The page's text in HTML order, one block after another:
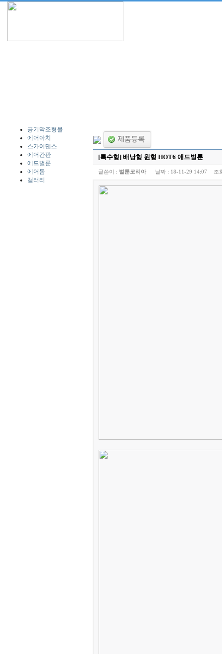
공기막조형물
에어아치
스카이댄스
에어간판
에드벌룬
에어돔
갤러리
[특수형] 배낭형 원형 HOT6 애드벌룬
글쓴이 : 벌룬코리아 날짜 : 18-11-29 14:07 조